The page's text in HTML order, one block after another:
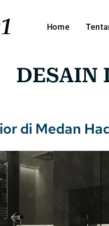
Home
DESAIN
di Medan